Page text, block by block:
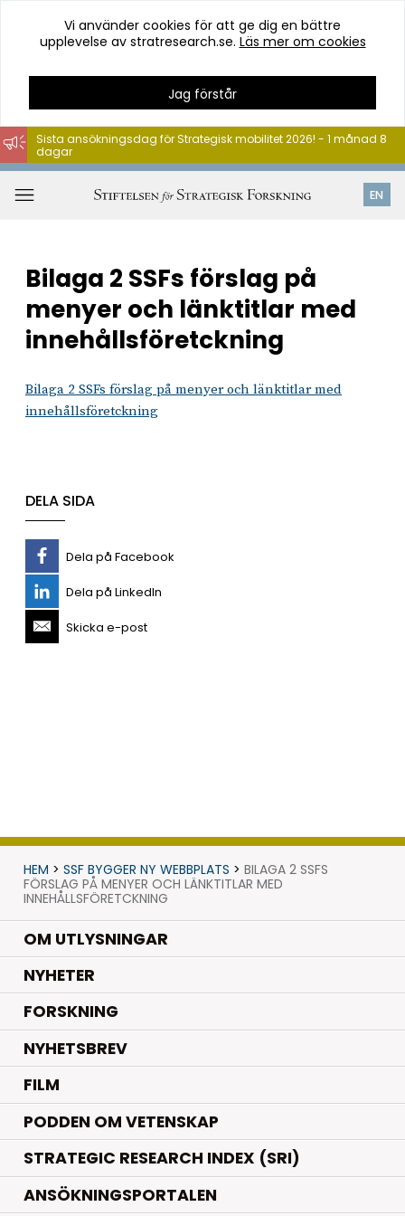
Hoppa
till
innehåll
Vi använder cookies för att ge dig en bättre
upplevelse av stratresearch.se. Läs mer om cookies
Jag förstår
EN
Sista ansökningsdag för Strategisk mobilitet 2026! - 1 månad 8
dagar
Bilaga 2 SSFs förslag på
menyer och länktitlar med
innehållsföretckning
Bilaga 2 SSFs förslag på menyer och länktitlar med
innehållsföretckning
DELA SIDA
Dela på Facebook
Dela på LinkedIn
Skicka e-post
HEM > SSF BYGGER NY WEBBPLATS > BILAGA 2 SSFS
FÖRSLAG PÅ MENYER OCH LÄNKTITLAR MED
INNEHÅLLSFÖRETCKNING
OM UTLYSNINGAR
NYHETER.
FORSKNING.
NYHETSBREV
FILM
PODDEN OM VETENSKAP
STRATEGIC RESEARCH INDEX (SRI)
ANSÖKNINGSPORTALEN